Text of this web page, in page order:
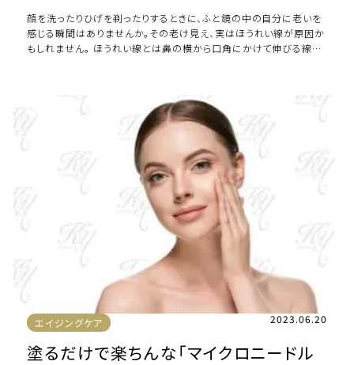
顔を洗ったりひげを剃ったりするときに、ふと鏡の中の自分に老いを
感じる瞬間はありませんか。その老け見え、実はほうれい線が原因か
もしれません。 ほうれい線とは鼻の横から口角にかけて伸びる線の
エイジングケア 2023.06.20
塗るだけで楽ちんな「マイクロニードル